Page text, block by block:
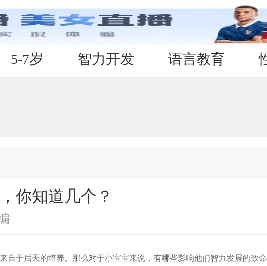
5-7岁 智力开发 语言教育
你知道几个？
自于后天的培养。那么对于小宝宝来说，有哪些影响他们智力发展的致